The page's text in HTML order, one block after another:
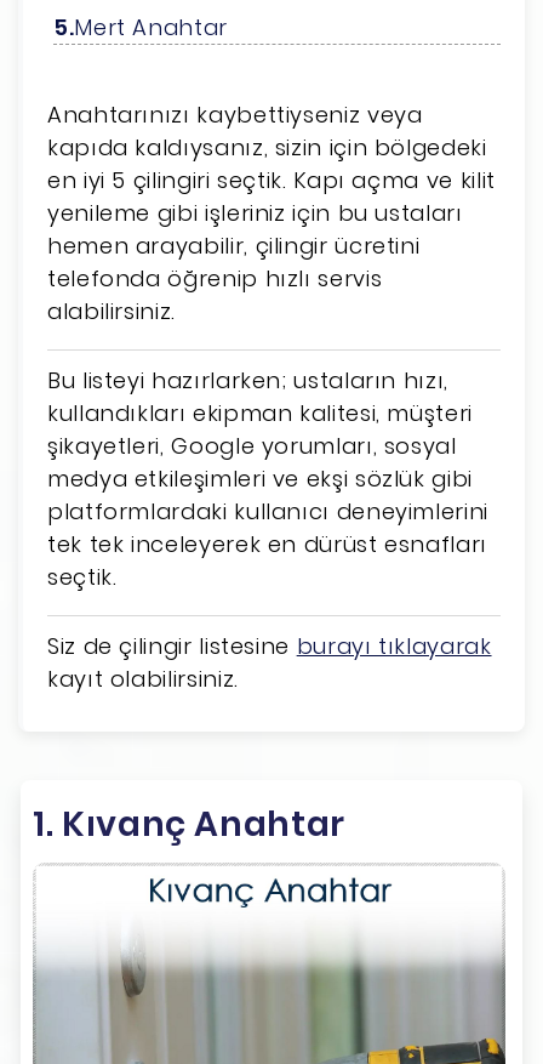
Mert Anahtar
Anahtarınızı kaybettiyseniz veya
kapıda kaldıysanız, sizin için bölgedeki
en iyi 5 çilingiri seçtik. Kapı açma ve kilit
yenileme gibi işleriniz için bu ustaları
hemen arayabilir, çilingir ücretini
telefonda öğrenip hızlı servis
alabilirsiniz.
Bu listeyi hazırlarken; ustaların hızı,
kullandıkları ekipman kalitesi, müşteri
şikayetleri, Google yorumları, sosyal
medya etkileşimleri ve ekşi sözlük gibi
platformlardaki kullanıcı deneyimlerini
tek tek inceleyerek en dürüst esnafları
seçtik.
Siz de çilingir listesine burayı tıklayarak
kayıt olabilirsiniz.
1. Kıvanç Anahtar